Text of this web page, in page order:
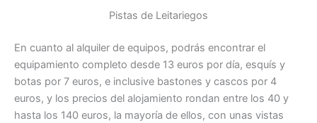
Pistas de Leitariegos
En cuanto al alquiler de equipos, podrás encontrar el
equipamiento completo desde 13 euros por día, esquís y
botas por 7 euros, e inclusive bastones y cascos por 4
euros, y los precios del alojamiento rondan entre los 40 y
hasta los 140 euros, la mayoría de ellos, con unas vistas